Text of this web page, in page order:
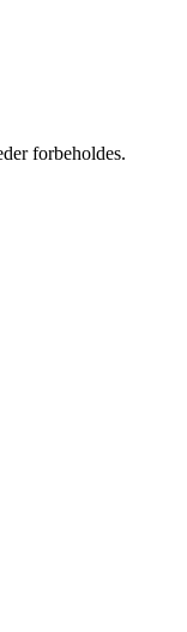
forbeholdes.